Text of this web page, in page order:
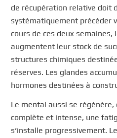
de récupération relative doit
systématiquement précéder
cours de ces deux semaines,
augmentent leur stock de
structures chimiques
réserves. Les glandes
hormones destinées à
Le mental aussi se régénère,
complète et intense, une
s’installe progressivement.